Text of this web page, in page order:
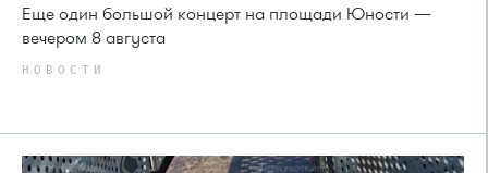
Еще один большой концерт на площади Юности —
вечером 8 августа
НОВОСТИ